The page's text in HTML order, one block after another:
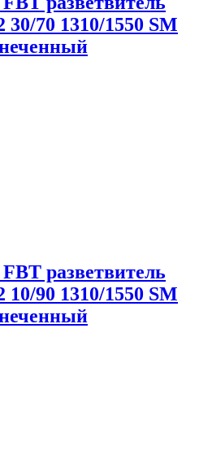
30/70 1310/1550 SM
разветвитель
10/90 1310/1550 SM